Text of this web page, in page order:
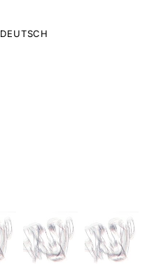
DEUTSCH